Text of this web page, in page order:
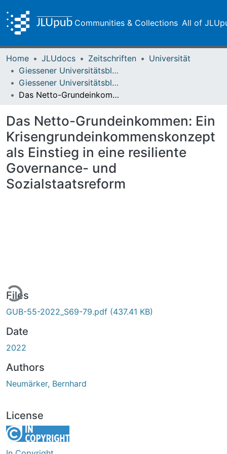
Communities & Collections All of
Home JLUdocs Zeitschriften
Universität
Giessener Universitätsblätter
Giessener Universitätsblätter 55 (2022)
Das Netto-Grundeinkommen: Ein Krisengrundeinkommenskonzept als Einstieg in eine resiliente Governance- und Sozialstaatsreform
Das Netto-Grundeinkommen: Ein
Krisengrundeinkommenskonzept
als Einstieg in eine resiliente
Governance- und
Sozialstaatsreform
Files
GUB-55-2022_S69-79.pdf (437.41 KB)
Date
2022
Authors
Neumärker, Bernhard
License